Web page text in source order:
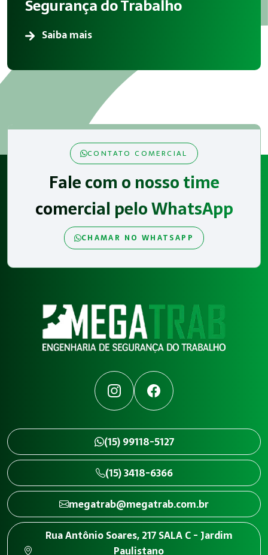
Segurança do Trabalho
Saiba mais
CONTATO COMERCIAL
Fale com o nosso time
comercial pelo WhatsApp
CHAMAR NO WHATSAPP
InstagramFacebook
(15) 99118-5127
(15) 3418-6366
megatrab@megatrab.com.br
Rua Antônio Soares, 217 SALA C - Jardim
Paulistano